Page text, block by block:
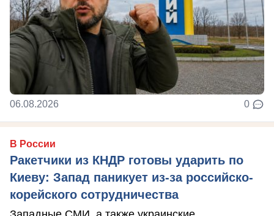
06.08.2026 0
В России
Ракетчики из КНДР готовы ударить по
Киеву: Запад паникует из-за российско-
корейского сотрудничества